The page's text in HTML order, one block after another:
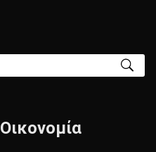
Οικονομία